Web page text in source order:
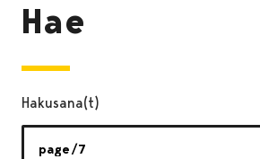
Hae
Hakusana(t)